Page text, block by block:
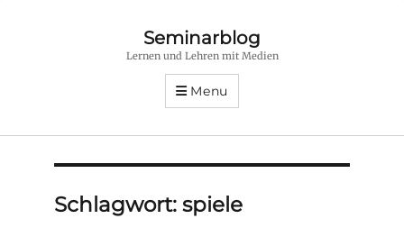
Seminarblog
Lernen und Lehren mit Medien
Menu
Schlagwort: spiele